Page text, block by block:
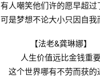
有人嘲笑他们许的愿早超过
可是梦想不论大小只因自我
【法老&龚琳娜】
人生价值远比金钱重
这个世界哪有不劳而获的